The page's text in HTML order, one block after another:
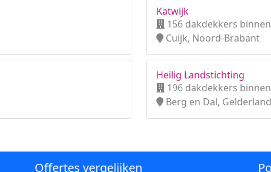
Katwijk
156 dakdekkers
Cuijk, Noord-Brabant
Heilig Landstichting
196 dakdekkers
Berg en Dal, Gelderland
Offertes vergelijken